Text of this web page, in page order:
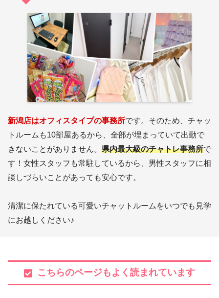
新潟店はオフィスタイプの事務所です。そのため、チャッ
トルームも10部屋あるから、全部が埋まっていて出勤で
きないことがありません。 県内最大級のチャトレ事務所で
す！女性スタッフも常駐しているから、男性スタッフに相
談しづらいことがあっても安心です。
清潔に保たれている可愛いチャットルームをいつでも見学
にお越しください♪
こちらのページもよく読まれています